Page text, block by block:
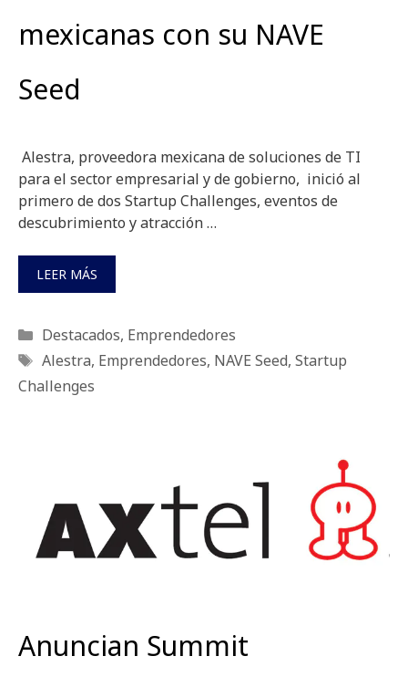
mexicanas con su NAVE
Seed
Alestra, proveedora mexicana de soluciones de TI
para el sector empresarial y de gobierno, inició al
primero de dos Startup Challenges, eventos de
descubrimiento y atracción …
LEER MÁS
Categorías
Destacados, Emprendedores
Etiquetas
Alestra, Emprendedores, NAVE Seed, Startup
Challenges
Anuncian Summit